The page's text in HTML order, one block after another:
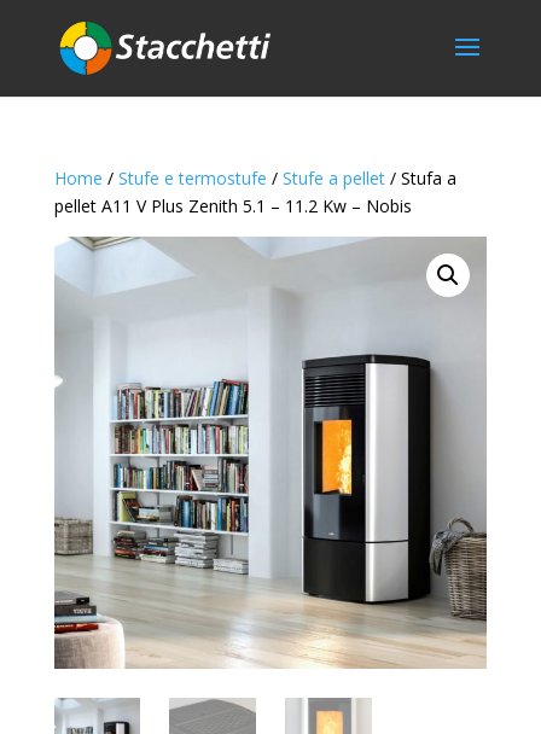
Home / Stufe e termostufe / Stufe a pellet/ Stufa a
pellet A11 V Plus Zenith 5.1 – 11.2 Kw – Nobis